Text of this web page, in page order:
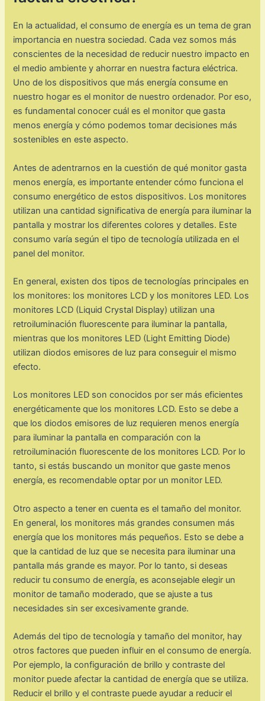
En la actualidad, el consumo de energía es un tema de gran
importancia en nuestra sociedad. Cada vez somos más
conscientes de la necesidad de reducir nuestro impacto en
el medio ambiente y ahorrar en nuestra factura eléctrica.
Uno de los dispositivos que más energía consume en
nuestro hogar es el monitor de nuestro ordenador. Por eso,
es fundamental conocer cuál es el monitor que gasta
menos energía y cómo podemos tomar decisiones más
sostenibles en este aspecto.
Antes de adentrarnos en la cuestión de qué monitor gasta
menos energía, es importante entender cómo funciona el
consumo energético de estos dispositivos. Los monitores
utilizan una cantidad significativa de energía para iluminar la
pantalla y mostrar los diferentes colores y detalles. Este
consumo varía según el tipo de tecnología utilizada en el
panel del monitor.
En general, existen dos tipos de tecnologías principales en
los monitores: los monitores LCD y los monitores LED. Los
monitores LCD (Liquid Crystal Display) utilizan una
retroiluminación fluorescente para iluminar la pantalla,
mientras que los monitores LED (Light Emitting Diode)
utilizan diodos emisores de luz para conseguir el mismo
efecto.
Los monitores LED son conocidos por ser más eficientes
energéticamente que los monitores LCD. Esto se debe a
que los diodos emisores de luz requieren menos energía
para iluminar la pantalla en comparación con la
retroiluminación fluorescente de los monitores LCD. Por lo
tanto, si estás buscando un monitor que gaste menos
energía, es recomendable optar por un monitor LED.
Otro aspecto a tener en cuenta es el tamaño del monitor.
En general, los monitores más grandes consumen más
energía que los monitores más pequeños. Esto se debe a
que la cantidad de luz que se necesita para iluminar una
pantalla más grande es mayor. Por lo tanto, si deseas
reducir tu consumo de energía, es aconsejable elegir un
monitor de tamaño moderado, que se ajuste a tus
necesidades sin ser excesivamente grande.
Además del tipo de tecnología y tamaño del monitor, hay
otros factores que pueden influir en el consumo de energía.
Por ejemplo, la configuración de brillo y contraste del
monitor puede afectar la cantidad de energía que se utiliza.
Reducir el brillo y el contraste puede ayudar a reducir el